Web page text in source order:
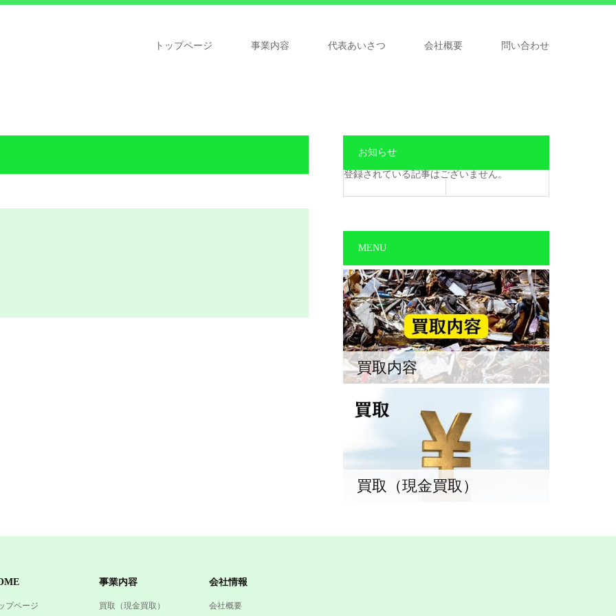
トップページ 事業内容 代表あいさつ 会社概要 問い合わせ
お知らせ
登録されている記事はございません。
MENU
買取内容
買取（現金買取）
プページ
事業内容
買取（現金買取）
会社情報
会社概要